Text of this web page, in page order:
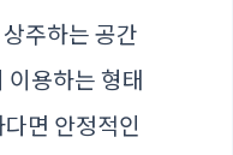
주하는 공간
용하는 형태
면 안정적인